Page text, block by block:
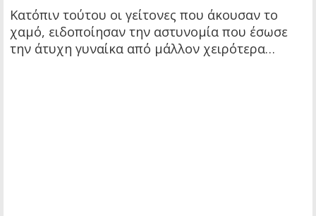
Κατόπιν τούτου οι γείτονες που άκουσαν το
χαμό, ειδοποίησαν την αστυνομία που έσωσε
την άτυχη γυναίκα από μάλλον χειρότερα…